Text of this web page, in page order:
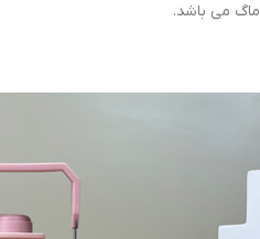
ماگ می باشد.